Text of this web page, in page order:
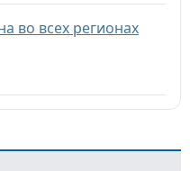
во всех регионах